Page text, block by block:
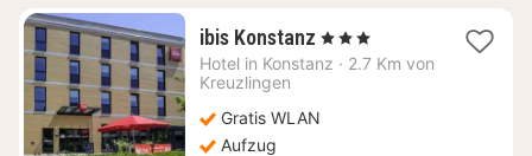
ibis Konstanz 1
Nacht
€
, 3 Sterne
Hotel in Konstanz · 2.7 Km von
Kreuzlingen
Gratis WLAN
Aufzug